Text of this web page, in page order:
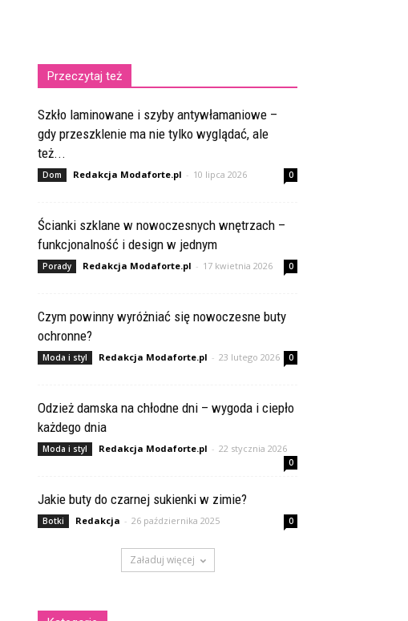
Przeczytaj też
Szkło laminowane i szyby antywłamaniowe –
gdy przeszklenie ma nie tylko wyglądać, ale
też...
Dom Redakcja Modaforte.pl - 10 lipca 2026 0
Ścianki szklane w nowoczesnych wnętrzach –
funkcjonalność i design w jednym
Porady Redakcja Modaforte.pl - 17 kwietnia 2026 0
Czym powinny wyróżniać się nowoczesne buty
ochronne?
Moda i styl Redakcja Modaforte.pl - 23 lutego 2026 0
Odzież damska na chłodne dni – wygoda i ciepło
każdego dnia
Moda i styl Redakcja Modaforte.pl - 22 stycznia 2026
0
Jakie buty do czarnej sukienki w zimie?
Botki Redakcja - 26 października 2025 0
Załaduj więcej